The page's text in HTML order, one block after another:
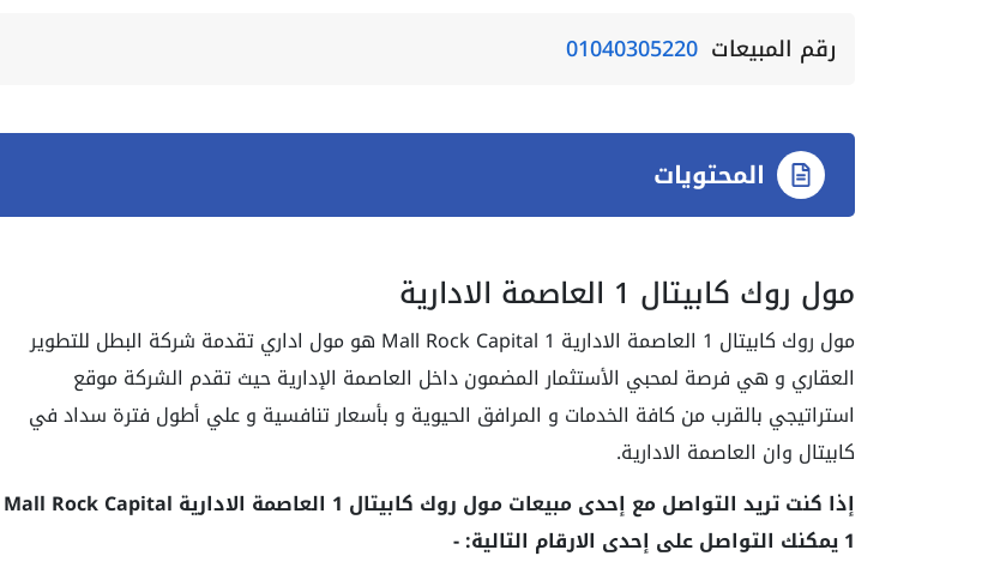
رقم المبيعات 01040305220
المحتويات
مول روك كابيتال 1 العاصمة الادارية
مول روك كابيتال 1 العاصمة الادارية Mall Rock Capital 1 هو مول اداري تقدمة شركة البطل للتطوير
العقاري و هي فرصة لمحبي الأستثمار المضمون داخل العاصمة الإدارية حيث تقدم الشركة موقع
استراتيجي بالقرب من كافة الخدمات و المرافق الحيوية و بأسعار تنافسية و علي أطول فترة سداد في
كابيتال وان العاصمة الادارية.
إذا كنت تريد التواصل مع إحدى مبيعات مول روك كابيتال 1 العاصمة الادارية Mall Rock Capital
1يمكنك التواصل على إحدى الارقام التالية: -